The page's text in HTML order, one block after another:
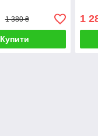
1 380 ₴
Купити
1